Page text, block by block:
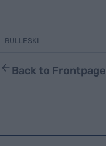
RULLESKI
Back to Frontpage